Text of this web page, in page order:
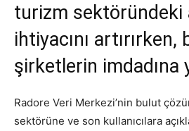
turizm sektöründeki
ihtiyacını
şirketlerin imdadına
Radore Veri Merkezi’nin bulut
sektörüne ve son kullanıcılara